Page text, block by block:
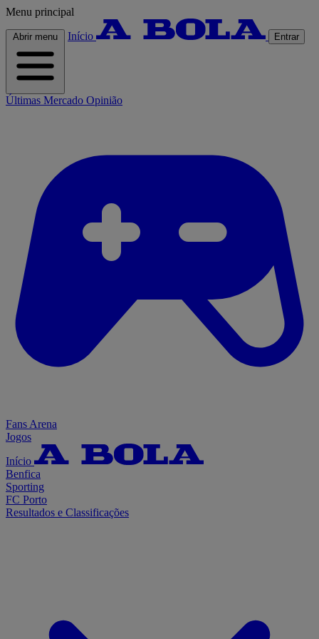
Menu principal
Abrir menu Início Entrar
Últimas Mercado Opinião
Fans Arena
Jogos
Início
Benfica
Sporting
FC Porto
Resultados e Classificações